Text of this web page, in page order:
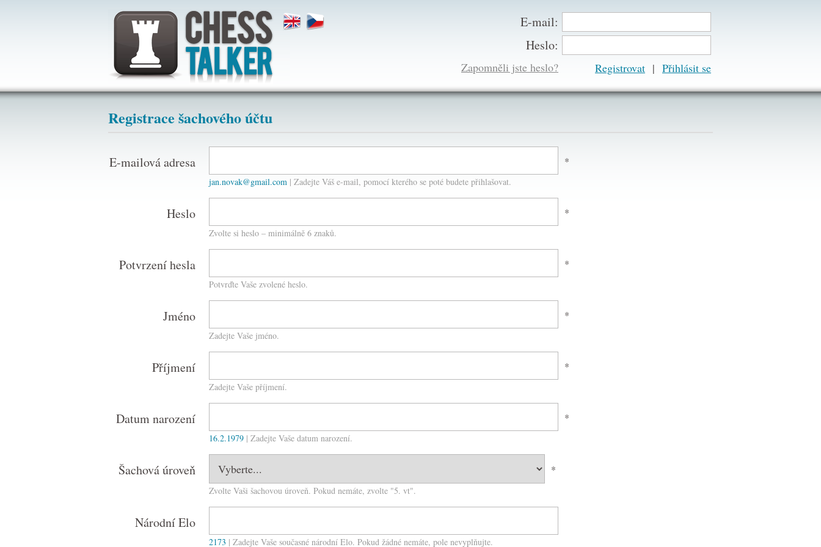
E-mail:
Heslo:
Zapomněli jste heslo? Registrovat |
Registrace šachového účtu
E-mailová adresa *
jan.novak@gmail.com | Zadejte Váš e-mail, pomocí kterého se poté budete přihlašovat.
Heslo *
Zvolte si heslo – minimálně 6 znaků.
Potvrzení hesla *
Potvrďte Vaše zvolené heslo.
Jméno *
Zadejte Vaše jméno.
Příjmení *
Zadejte Vaše příjmení.
Datum narození *
16.2.1979 | Zadejte Vaše datum narození.
Šachová úroveň *
Zvolte Vaši šachovou úroveň. Pokud nemáte, zvolte "5. vt".
Národní Elo
2173 | Zadejte Vaše současné národní Elo. Pokud žádné nemáte, pole nevyplňujte.